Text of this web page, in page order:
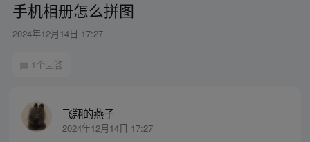
手机相册怎么拼图
2024年12月14日 17:27
1个回答
飞翔的燕子
2024年12月14日 17:27